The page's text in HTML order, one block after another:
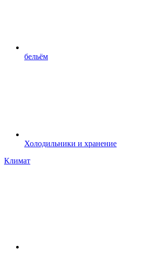
бельём
Холодильники и хранение
Климат